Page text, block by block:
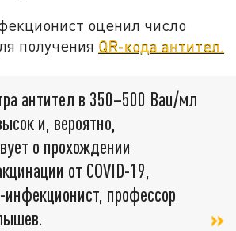
оценил число
получения QR-кода антител.
антител в 350–500 Bau/мл
и, вероятно,
о прохождении
от COVID-19,
инфекционист, профессор